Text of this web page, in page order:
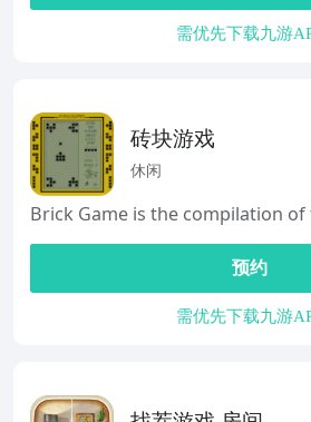
需优先下载九游
砖块游戏
休闲
Brick Game is the compilation of
预约
需优先下载九游